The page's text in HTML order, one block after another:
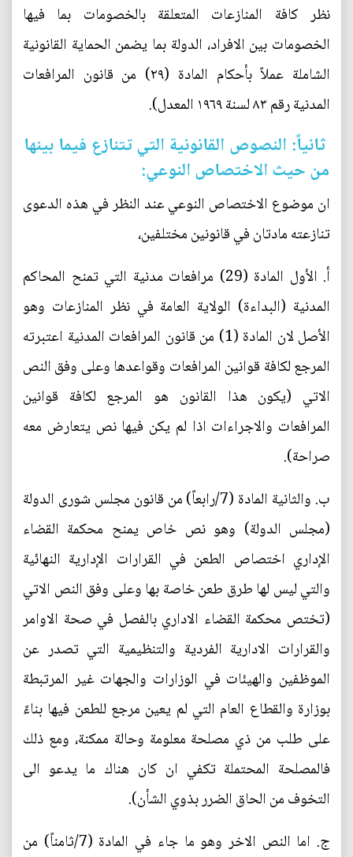
نظر كافة المنازعات المتعلقة بالخصومات بما فيها
الخصومات بين الافراد، الدولة بما يضمن الحماية القانونية
الشاملة عملاً بأحكام المادة (٢٩) من قانون المرافعات
المدنية رقم ٨٣ لسنة ١٩٦٩ المعدل).
ثانياً: النصوص القانونية التي تتنازع فيما بينها
من حيث الاختصاص النوعي:
ان موضوع الاختصاص النوعي عند النظر في هذه الدعوى
تنازعته مادتان في قانونين مختلفين،
‌أ. الأول المادة (29) مرافعات مدنية التي تمنح المحاكم
المدنية (البداءة) الولاية العامة في نظر المنازعات وهو
الأصل لان المادة (1) من قانون المرافعات المدنية اعتبرته
المرجع لكافة قوانين المرافعات وقواعدها وعلى وفق النص
الاتي (يكون هذا القانون هو المرجع لكافة قوانين
المرافعات والاجراءات اذا لم يكن فيها نص يتعارض معه
صراحة).
‌ب. والثانية المادة (7/رابعاً) من قانون مجلس شورى الدولة
(مجلس الدولة) وهو نص خاص يمنح محكمة القضاء
الإداري اختصاص الطعن في القرارات الإدارية النهائية
والتي ليس لها طرق طعن خاصة بها وعلى وفق النص الاتي
(تختص محكمة القضاء الاداري بالفصل في صحة الاوامر
والقرارات الادارية الفردية والتنظيمية التي تصدر عن
الموظفين والهيئات في الوزارات والجهات غير المرتبطة
بوزارة والقطاع العام التي لم يعين مرجع للطعن فيها بناءً
على طلب من ذي مصلحة معلومة وحالة ممكنة، ومع ذلك
فالمصلحة المحتملة تكفي ان كان هناك ما يدعو الى
التخوف من الحاق الضرر بذوي الشأن).
‌ج. اما النص الاخر وهو ما جاء في المادة (7/ثامناً) من